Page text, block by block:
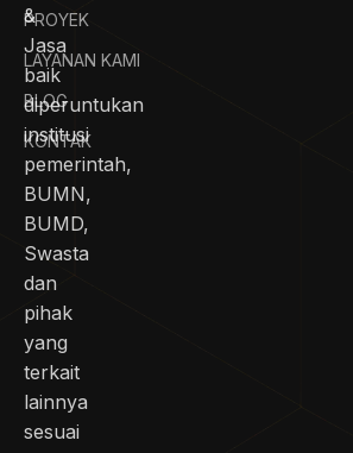
&
Jasa
baik
diperuntukan
institusi
pemerintah,
BUMN,
BUMD,
Swasta
dan
pihak
yang
terkait
lainnya
sesuai
PROYEK
LAYANAN KAMI
BLOG
KONTAK